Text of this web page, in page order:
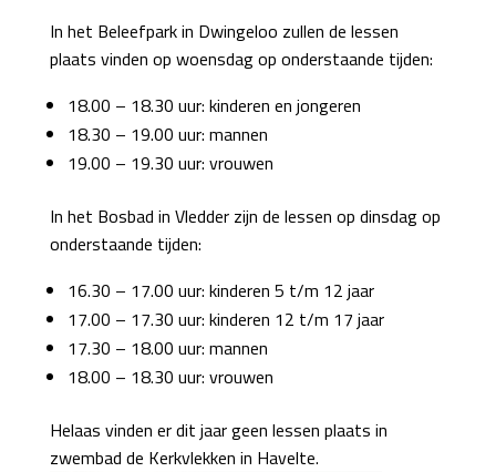
In het Beleefpark in Dwingeloo zullen de lessen
plaats vinden op woensdag op onderstaande tijden:
18.00 – 18.30 uur: kinderen en jongeren
18.30 – 19.00 uur: mannen
19.00 – 19.30 uur: vrouwen
In het Bosbad in Vledder zijn de lessen op dinsdag op
onderstaande tijden:
16.30 – 17.00 uur: kinderen 5 t/m 12 jaar
17.00 – 17.30 uur: kinderen 12 t/m 17 jaar
17.30 – 18.00 uur: mannen
18.00 – 18.30 uur: vrouwen
Helaas vinden er dit jaar geen lessen plaats in
zwembad de Kerkvlekken in Havelte.